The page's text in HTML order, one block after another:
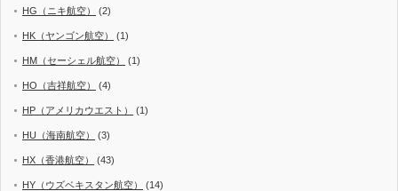
HG（ニキ航空） (2)
HK（ヤンゴン航空） (1)
HM（セーシェル航空） (1)
HO（吉祥航空） (4)
HP（アメリカウエスト） (1)
HU（海南航空） (3)
HX（香港航空） (43)
HY（ウズベキスタン航空） (14)